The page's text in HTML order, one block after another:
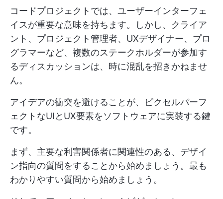
コードプロジェクトでは、ユーザーインターフェ
イスが重要な意味を持ちます。しかし、クライア
ント、プロジェクト管理者、UXデザイナー、プロ
グラマーなど、複数のステークホルダーが参加す
るディスカッションは、時に混乱を招きかねませ
ん。
アイデアの衝突を避けることが、ピクセルパーフ
ェクトなUIとUX要素をソフトウェアに実装する鍵
です。
まず、主要な利害関係者に関連性のある、デザイ
ン指向の質問をすることから始めましょう。最も
わかりやすい質問から始めましょう。